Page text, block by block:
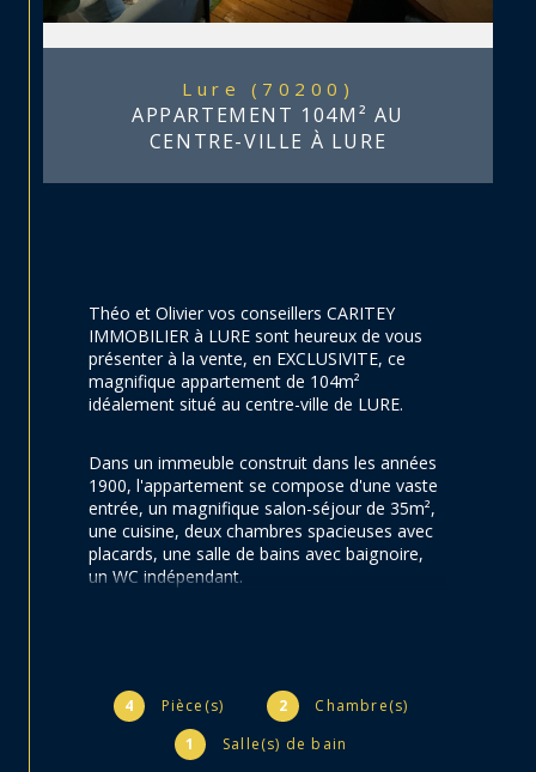
Lure (70200)
APPARTEMENT 104M² AU
CENTRE-VILLE À LURE
4 Pièce(s) 2
Chambre(s)
1
Salle(s) de bain
Théo et Olivier vos conseillers CARITEY
IMMOBILIER à LURE sont heureux de vous
présenter à la vente, en EXCLUSIVITE, ce
magnifique appartement de 104m²
idéalement situé au centre-ville de LURE.
Dans un immeuble construit dans les années
1900, l'appartement se compose d'une vaste
entrée, un magnifique salon-séjour de 35m²,
une cuisine, deux chambres spacieuses avec
placards, une salle de bains avec baignoire,
un WC indépendant.
foncière est de 931 euros.
Concernant les charges de copropriété d'un